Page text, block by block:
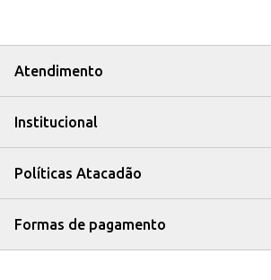
Atendimento
Institucional
Políticas Atacadão
Formas de pagamento